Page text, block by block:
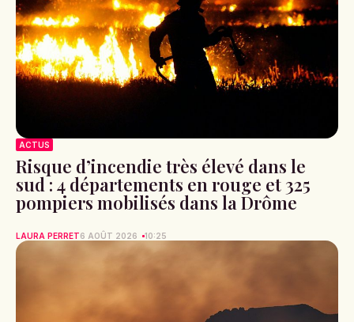
ACTUS
Risque d’incendie très élevé dans le
sud : 4 départements en rouge et 325
pompiers mobilisés dans la Drôme
LAURA PERRET6 AOÛT 2026 10:25